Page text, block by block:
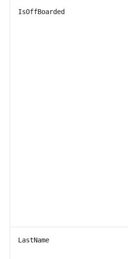
IsOffBoarded
LastName